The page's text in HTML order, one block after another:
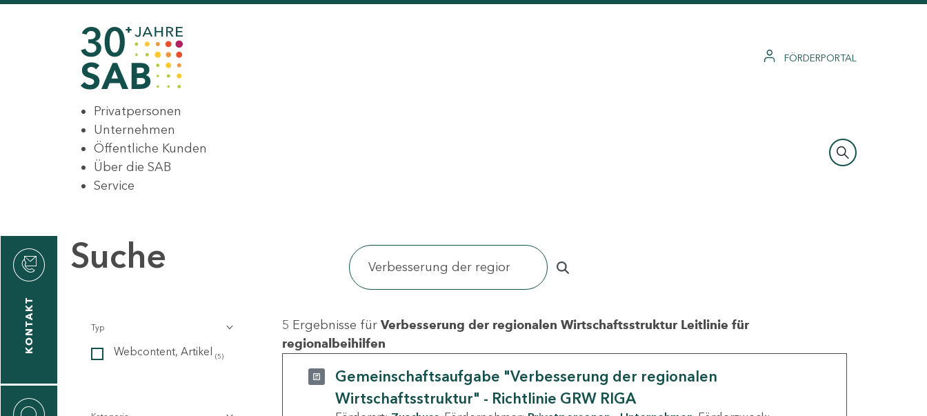
FÖRDERPORTAL
Privatpersonen
Unternehmen
Öffentliche Kunden
Über die SAB
Service
KONTAKT
Suche
Typ
Webcontent, Artikel (5)
5 Ergebnisse für Verbesserung der regionalen Wirtschaftsstruktur Leitlinie für
regionalbeihilfen
Gemeinschaftsaufgabe "Verbesserung der regionalen
Wirtschaftsstruktur" - Richtlinie GRW RIGA